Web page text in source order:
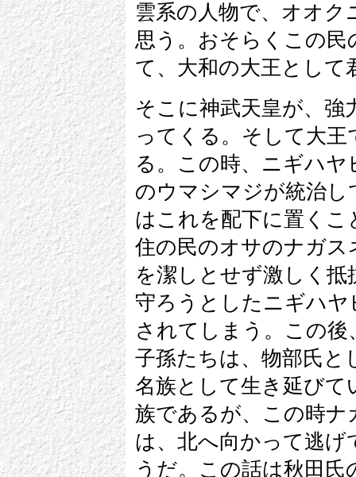
雲系の人物で、オオ
思う。おそらくこの民
て、大和の大王とし
そこに神武天皇が、強
ってくる。そして大
る。この時、ニギハ
のウマシマジが統治
はこれを配下に置く
住の民のオサのナガ
を潔しとせず激しく
守ろうとしたニギハ
されてしまう。この
子孫たちは、物部氏と
名族として生き延びて
族であるが、この時
は、北へ向かって逃げ
うだ。この話は秋田